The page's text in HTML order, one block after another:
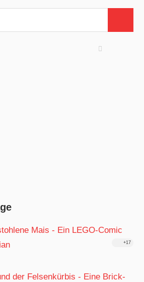
Mais - Ein LEGO-Comic
+17
der Felsenkürbis - Eine Brick-